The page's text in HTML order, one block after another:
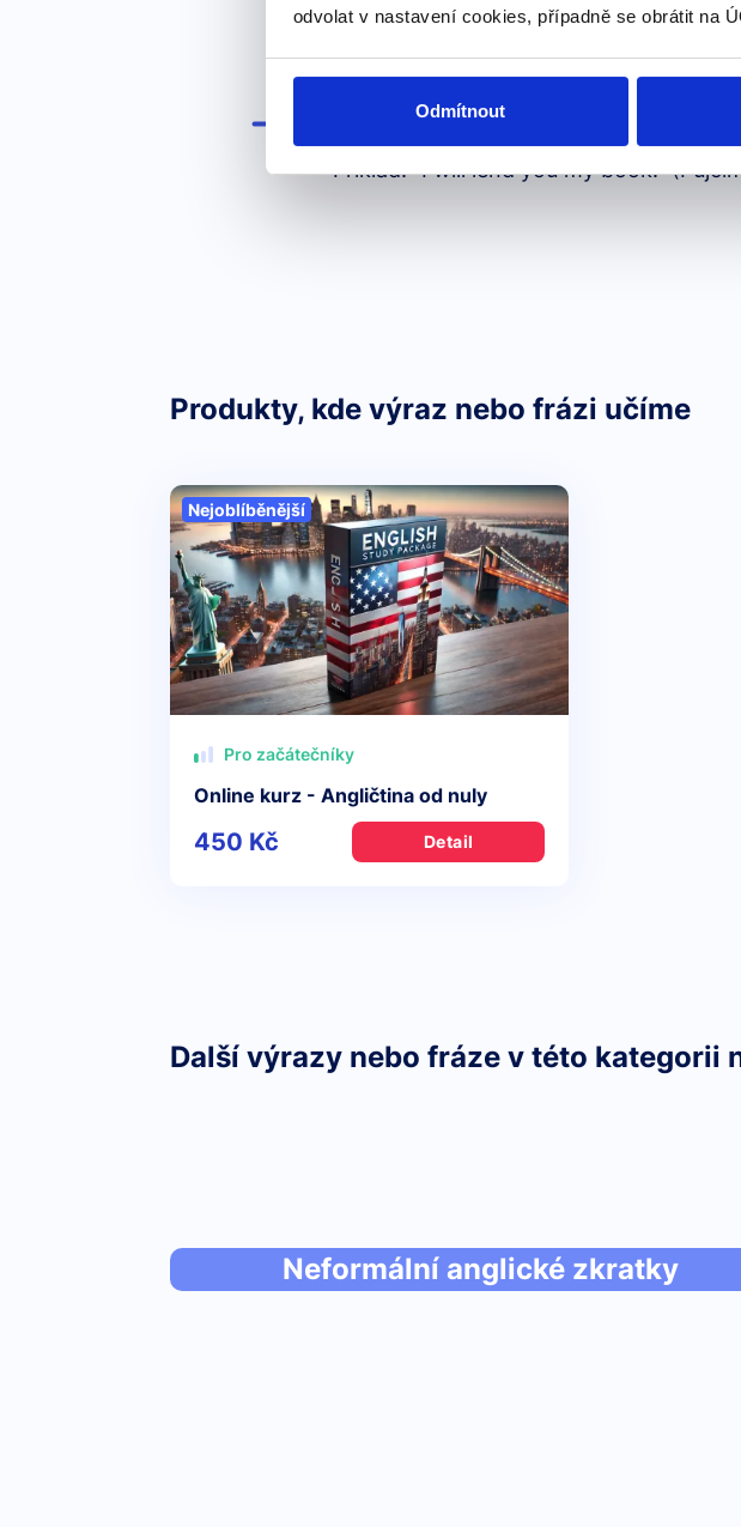
odvolat v nastavení cookies, případně se obrátit na
Odmítnout
Příklad: "Can I borrow your book?"
Příklad: "I will lend you my book."
Produkty, kde výraz nebo frázi učíme
Nejoblíběnější
Pro začátečníky
Online kurz - Angličtina od nuly
450 Kč Detail
Další výrazy nebo fráze v této kategorii
Neformální anglické zkratky